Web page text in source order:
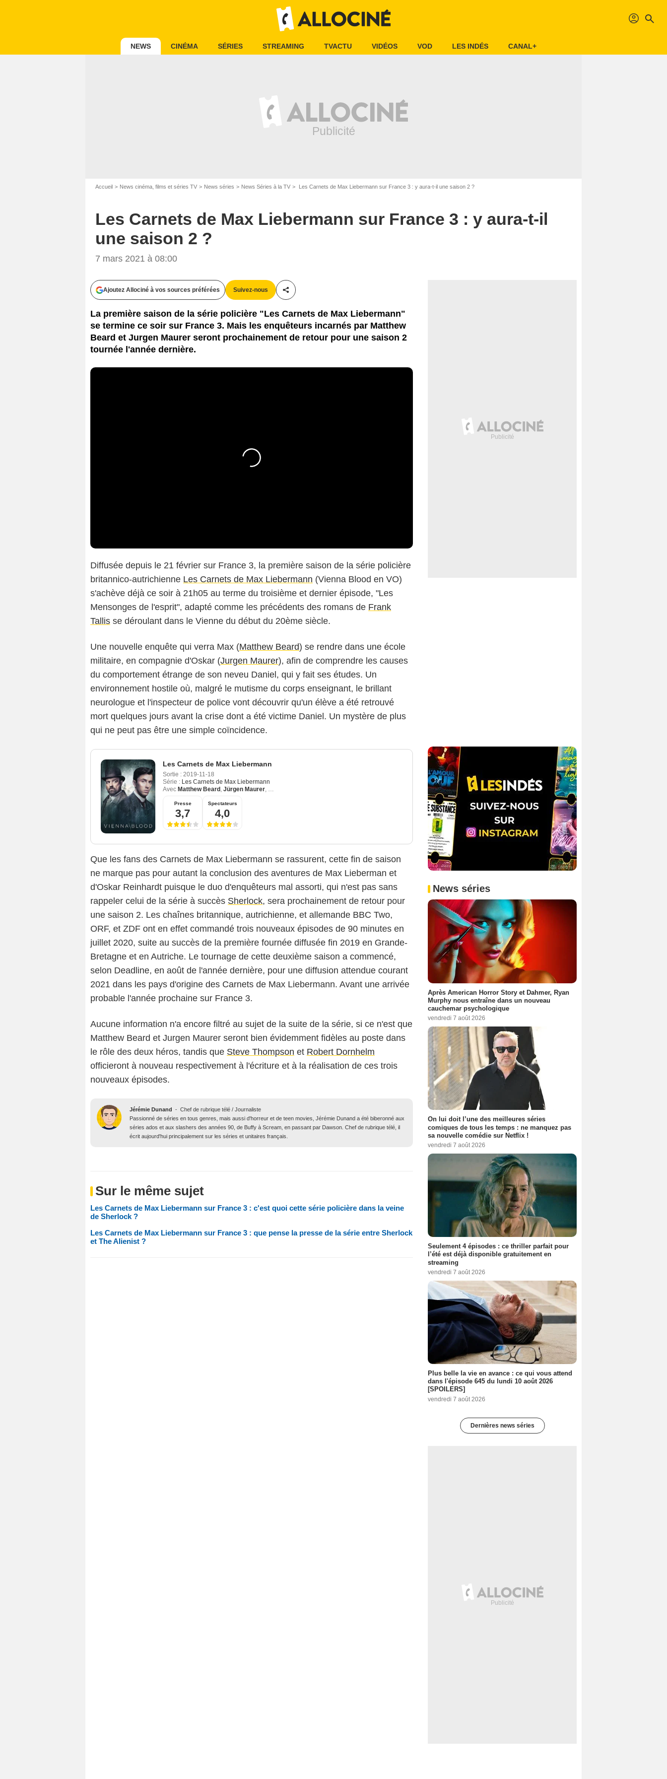
profil search
NEWS CINÉMA SÉRIES STREAMING TVACTU VIDÉOS VOD LES INDÉS CANAL+
Accueil News cinéma, films et séries TV News séries News Séries à la TV Les Carnets de Max Liebermann sur France 3 : y aura-t-il une saison 2 ?
Les Carnets de Max Liebermann sur France 3 : y aura-t-il
une saison 2 ?
7 mars 2021 à 08:00
Ajoutez Allociné à vos sources préférées Suivez-nous
Partager cet article
La première saison de la série policière "Les Carnets de Max Liebermann"
se termine ce soir sur France 3. Mais les enquêteurs incarnés par Matthew
Beard et Jurgen Maurer seront prochainement de retour pour une saison 2
tournée l'année dernière.
Diffusée depuis le 21 février sur France 3, la première saison de la série policière
britannico-autrichienne Les Carnets de Max Liebermann (Vienna Blood en VO)
s'achève déjà ce soir à 21h05 au terme du troisième et dernier épisode, "Les
Mensonges de l'esprit", adapté comme les précédents des romans de Frank
Tallis se déroulant dans le Vienne du début du 20ème siècle.
Une nouvelle enquête qui verra Max (Matthew Beard) se rendre dans une école
militaire, en compagnie d'Oskar (Jurgen Maurer), afin de comprendre les causes
du comportement étrange de son neveu Daniel, qui y fait ses études. Un
environnement hostile où, malgré le mutisme du corps enseignant, le brillant
neurologue et l'inspecteur de police vont découvrir qu'un élève a été retrouvé
mort quelques jours avant la crise dont a été victime Daniel. Un mystère de plus
qui ne peut pas être une simple coïncidence.
Les Carnets de Max Liebermann
Sortie : 2019-11-18
Série : Les Carnets de Max Liebermann
Avec Matthew Beard , Jürgen Maurer, Luise von Finckh
Presse
3,7
Spectateurs
4,0
Que les fans des Carnets de Max Liebermann se rassurent, cette fin de saison
ne marque pas pour autant la conclusion des aventures de Max Lieberman et
d'Oskar Reinhardt puisque le duo d'enquêteurs mal assorti, qui n'est pas sans
rappeler celui de la série à succès Sherlock, sera prochainement de retour pour
une saison 2. Les chaînes britannique, autrichienne, et allemande BBC Two,
ORF, et ZDF ont en effet commandé trois nouveaux épisodes de 90 minutes en
juillet 2020, suite au succès de la première fournée diffusée fin 2019 en Grande-
Bretagne et en Autriche. Le tournage de cette deuxième saison a commencé,
selon Deadline, en août de l'année dernière, pour une diffusion attendue courant
2021 dans les pays d'origine des Carnets de Max Liebermann. Avant une arrivée
probable l'année prochaine sur France 3.
Aucune information n'a encore filtré au sujet de la suite de la série, si ce n'est que
Matthew Beard et Jurgen Maurer seront bien évidemment fidèles au poste dans
le rôle des deux héros, tandis que Steve Thompson et Robert Dornhelm
officieront à nouveau respectivement à l'écriture et à la réalisation de ces trois
nouveaux épisodes.
Jérémie Dunand - Chef de rubrique télé / Journaliste
Passionné de séries en tous genres, mais aussi d'horreur et de teen movies, Jérémie Dunand a été biberonné aux
séries ados et aux slashers des années 90, de Buffy à Scream, en passant par Dawson. Chef de rubrique télé, il
écrit aujourd'hui principalement sur les séries et unitaires français.
Sur le même sujet
Les Carnets de Max Liebermann sur France 3 : c'est quoi cette série policière dans la veine
de Sherlock ?
Les Carnets de Max Liebermann sur France 3 : que pense la presse de la série entre Sherlock
et The Alienist ?
News séries
Après American Horror Story et Dahmer, Ryan
Murphy nous entraîne dans un nouveau
cauchemar psychologique
vendredi 7 août 2026
On lui doit l’une des meilleures séries
comiques de tous les temps : ne manquez pas
sa nouvelle comédie sur Netflix !
vendredi 7 août 2026
Seulement 4 épisodes : ce thriller parfait pour
l’été est déjà disponible gratuitement en
streaming
vendredi 7 août 2026
Plus belle la vie en avance : ce qui vous attend
dans l'épisode 645 du lundi 10 août 2026
[SPOILERS]
vendredi 7 août 2026
Dernières news séries